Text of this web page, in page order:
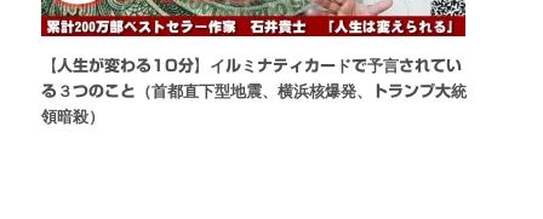
【人生が変わる10分】イルミナティカードで予言されてい
る３つのこと（首都直下型地震、横浜核爆発、トランプ大統
領暗殺）